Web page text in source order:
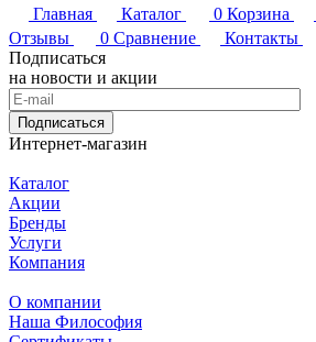
Главная
Каталог 0 Корзина
Отзывы
0 Сравнение Контакты
Подписаться
на новости и акции
Подписаться
Интернет-магазин
Каталог
Акции
Бренды
Услуги
Компания
О компании
Наша Философия